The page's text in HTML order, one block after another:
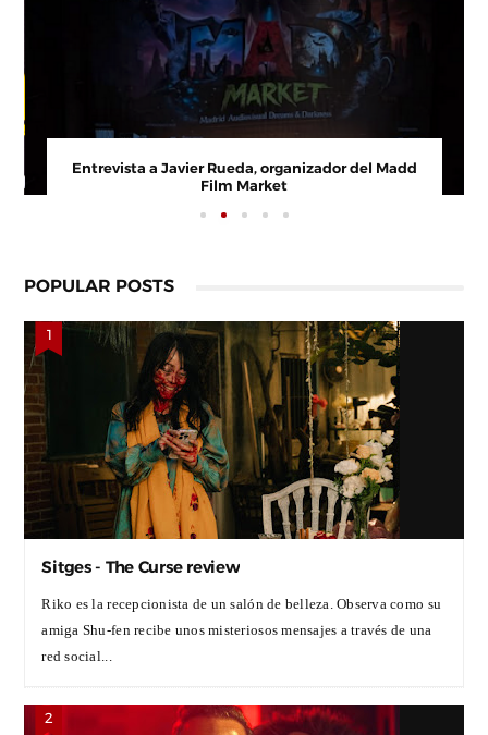
Entrevista a Javier Rueda, organizador del Madd
Film Market
POPULAR POSTS
Sitges - The Curse review
Riko es la recepcionista de un salón de belleza. Observa como su
amiga Shu-fen recibe unos misteriosos mensajes a través de una
red social...